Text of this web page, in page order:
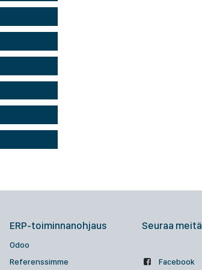
ERP-toiminnanohjaus
Odoo
Referenssimme
Seuraa meitä
Facebook